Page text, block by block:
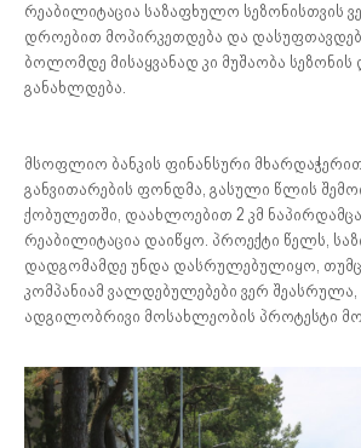
რეაბილიტაცია საზაფხულო სეზონისთვის
დროებით მოპირკეთდება და
ბოლომდე მისაყვანად კი მუშაობა
განახლდება.
მსოფლიო ბანკის ფინანსური
განვითარების ფონდმა, გასული წლის
ქობულეთში, დაახლოებით 2 კმ
რეაბილიტაცია დაიწყო. პროექტი წელს,
დადგომამდე უნდა დასრულებულიყო,
კომპანიამ ვალდებულებები ვერ შეასრულა,
ადგილობრივი მოსახლეობის პროტესტი